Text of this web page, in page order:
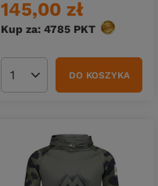
145,00 zł
Kup za: 4785 PKT punktów
Ilość produktówDO KOSZYKA